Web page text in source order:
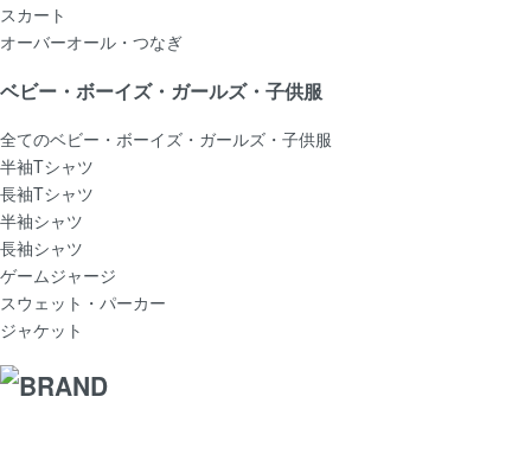
スカート
オーバーオール・つなぎ
ベビー・ボーイズ・ガールズ・子供服
全てのベビー・ボーイズ・ガールズ・子供服
半袖Tシャツ
長袖Tシャツ
半袖シャツ
長袖シャツ
ゲームジャージ
スウェット・パーカー
ジャケット